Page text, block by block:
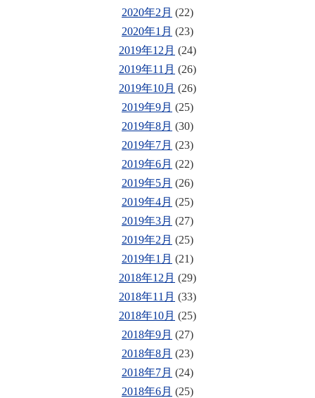
2020年2月 (22)
2020年1月 (23)
2019年12月 (24)
2019年11月 (26)
2019年10月 (26)
2019年9月 (25)
2019年8月 (30)
2019年7月 (23)
2019年6月 (22)
2019年5月 (26)
2019年4月 (25)
2019年3月 (27)
2019年2月 (25)
2019年1月 (21)
2018年12月 (29)
2018年11月 (33)
2018年10月 (25)
2018年9月 (27)
2018年8月 (23)
2018年7月 (24)
2018年6月 (25)